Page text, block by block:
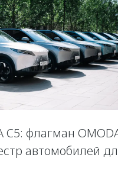
C5: флагман
автомобилей